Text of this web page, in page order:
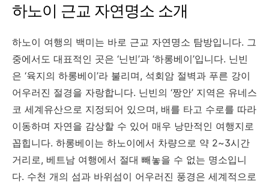
하노이 근교 자연명소 소개
하노이 여행의 백미는 바로 근교 자연명소 탐방입니다. 그
중에서도 대표적인 곳은 ‘닌빈’과 ‘하롱베이’입니다. 닌빈
은 ‘육지의 하롱베이’라 불리며, 석회암 절벽과 푸른 강이
어우러진 절경을 자랑합니다. 닌빈의 ‘짱안’ 지역은 유네스
코 세계유산으로 지정되어 있으며, 배를 타고 수로를 따라
이동하며 자연을 감상할 수 있어 매우 낭만적인 여행지로
꼽힙니다. 하롱베이는 하노이에서 차량으로 약 2~3시간
거리로, 베트남 여행에서 절대 빼놓을 수 없는 명소입니
다. 수천 개의 섬과 바위섬이 어우러진 풍경은 세계적으로